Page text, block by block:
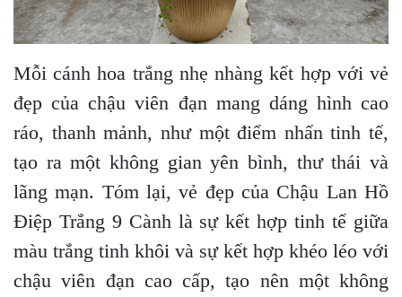
Mỗi cánh hoa trắng nhẹ nhàng kết hợp với vẻ
đẹp của chậu viên đạn mang dáng hình cao
ráo, thanh mảnh, như một điểm nhấn tinh tế,
tạo ra một không gian yên bình, thư thái và
lãng mạn. Tóm lại, vẻ đẹp của Chậu Lan Hồ
Điệp Trắng 9 Cành là sự kết hợp tinh tế giữa
màu trắng tinh khôi và sự kết hợp khéo léo với
chậu viên đạn cao cấp, tạo nên một không